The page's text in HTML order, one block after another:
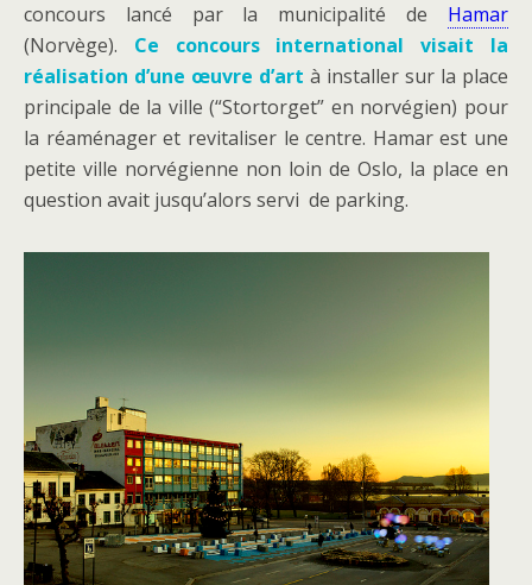
concours lancé par la municipalité de Hamar
(Norvège). Ce concours international visait la
réalisation d’une œuvre d’art à installer sur la place
principale de la ville (“Stortorget” en norvégien) pour
la réaménager et revitaliser le centre. Hamar est une
petite ville norvégienne non loin de Oslo, la place en
question avait jusqu’alors servi de parking.